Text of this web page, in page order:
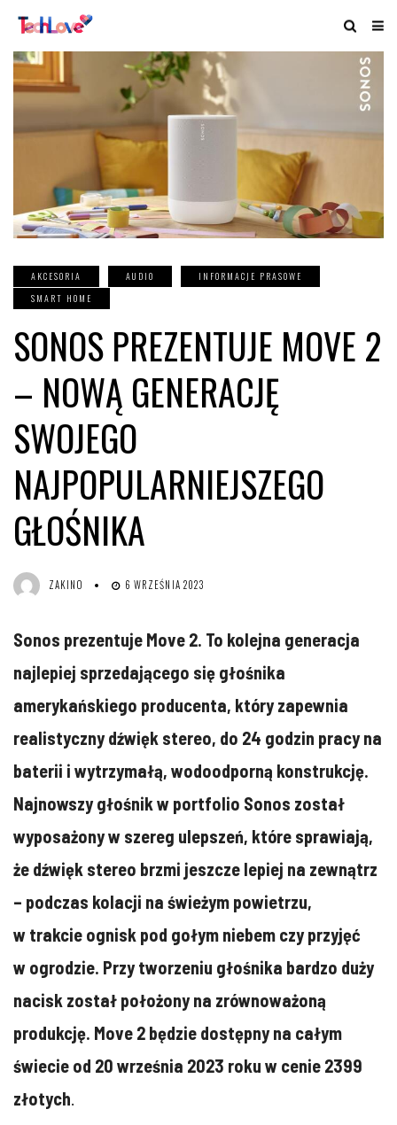
AKCESORIA AUDIO
INFORMACJE PRASOWE
SMART HOME
SONOS PREZENTUJE MOVE 2
– NOWĄ GENERACJĘ
SWOJEGO
NAJPOPULARNIEJSZEGO
GŁOŚNIKA
ZAKINO 6 WRZEŚNIA 2023
Sonos prezentuje Move 2. To kolejna generacja
najlepiej sprzedającego się głośnika
amerykańskiego producenta, który zapewnia
realistyczny dźwięk stereo, do 24 godzin pracy na
baterii i wytrzymałą, wodoodporną konstrukcję.
Najnowszy głośnik w portfolio Sonos został
wyposażony w szereg ulepszeń, które sprawiają,
że dźwięk stereo brzmi jeszcze lepiej na zewnątrz
– podczas kolacji na świeżym powietrzu,
w trakcie ognisk pod gołym niebem czy przyjęć
w ogrodzie. Przy tworzeniu głośnika bardzo duży
nacisk został położony na zrównoważoną
produkcję. Move 2 będzie dostępny na całym
świecie od 20 września 2023 roku w cenie 2399
złotych.